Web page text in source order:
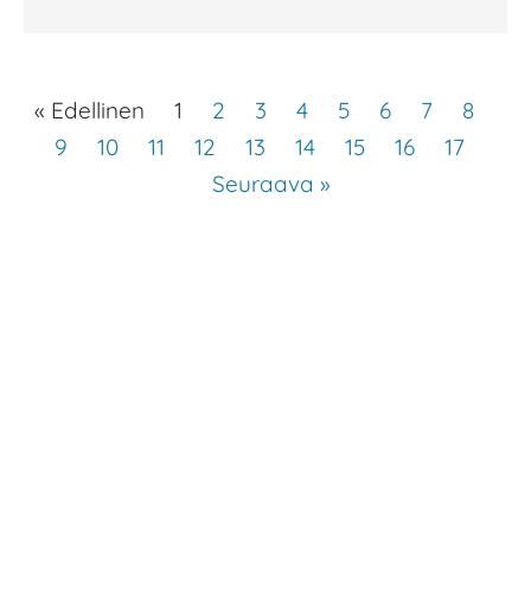
« Edellinen 1 2 3 4 5 6 7
8
9
10 11 12 13 14 15 16
17
Seuraava »